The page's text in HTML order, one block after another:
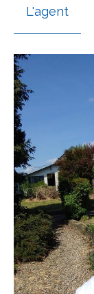
L'agent